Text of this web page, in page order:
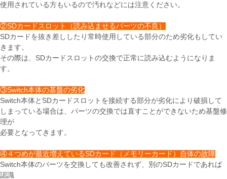
使用されている方もいるので汚れなどには注意ください。
②SDカードスロット（読み込ませるパーツの不良）
SDカードを抜き差ししたり常時使用している部分のため劣化もしてい
きます。
その際は、SDカードスロットの交換で正常に読み込むようになりま
す。
③Switch本体の基盤の劣化
Switch本体とSDカードスロットを接続する部分が劣化により破損して
しまっている場合は、パーツの交換では直すことができないため基盤修
理が
必要となってきます。
④４つめが最近増えているSDカード（メモリーカード）自体の故障
Switch本体のパーツを交換しても改善されず、別のSDカードであれば
認識